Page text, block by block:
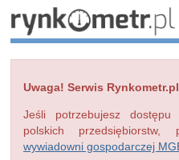
Uwaga! Serwis
Jeśli potrzebujesz
polskich przedsiębiorstw,
wywiadowni gospodarczej